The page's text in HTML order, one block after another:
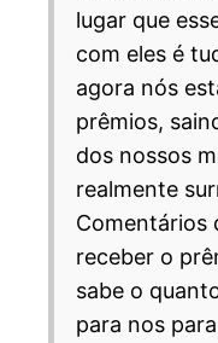
lugar que
com eles é
agora nós
prêmios,
dos nossos
realmente
Comentários
receber o
sabe o
para nos